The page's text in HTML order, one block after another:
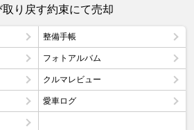
り戻す約束にて売却
整備手帳
フォトアルバム
クルマレビュー
愛車ログ